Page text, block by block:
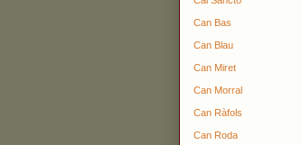
Can Bas
Can Blau
Can Miret
Can Morral
Can Ràfols
Can Roda